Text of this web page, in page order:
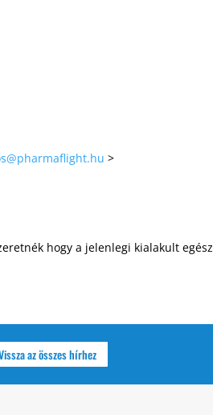
>
hogy a jelenlegi kialakult
az összes hírhez